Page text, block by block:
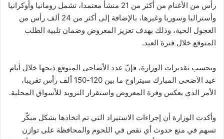
رأس من الأغنام من أكثر من 21 منشأ معتمدا، تشمل رومانيا وأوكرانيا
وأستراليا وسوريا وغيرها، بالإضافة إلى أكثر من 24 ألف رأس من
العجول الحية، وذلك بهدف تعزيز المعروض وضمان تلبية الطلب
المتوقع خلال فترة العيد.
وبحسب تقديرات الوزارة، فإنّ عدد الأضاحي المتوقع ذبحها خلال أيام
عيد الأضحى المبارك سيتراوح ما بين 120-150 ألف رأس تقريبا،
الأمر الذي يعكس وفرة المعروض واستقرار التزويد للأسواق المحلية.
وأكدت الوزارة أن إجراءات الاستيراد التي تم اتخاذها بشكل مبكّر
تسهم في منع حدوث أي نقص في اللحوم والمحافظة على توازن